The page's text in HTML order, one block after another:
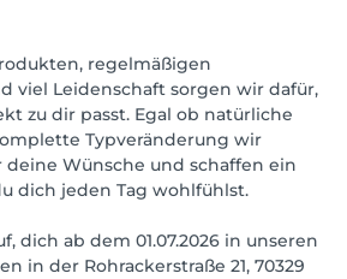
regelmäßigen
viel Leidenschaft sorgen wir dafür,
zu dir passt. Egal ob natürliche
Typveränderung wir
Wünsche und schaffen ein
dich jeden Tag wohlfühlst.
dich ab dem 01.07.2026 in unseren
in der Rohrackerstraße 21, 70329